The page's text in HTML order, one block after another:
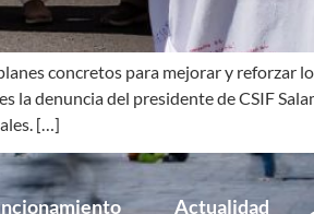
concretos para mejorar y reforzar
la denuncia del presidente de CSIF
[…]
Actualidad